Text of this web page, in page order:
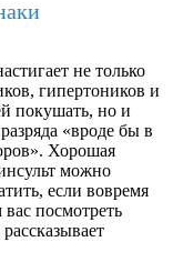
не только
гипертоников и
покушать, но и
«вроде бы в
Хорошая
можно
если вовремя
посмотреть